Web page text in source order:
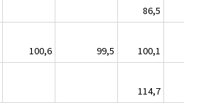
86,5
100,6 99,5
100,1
114,7